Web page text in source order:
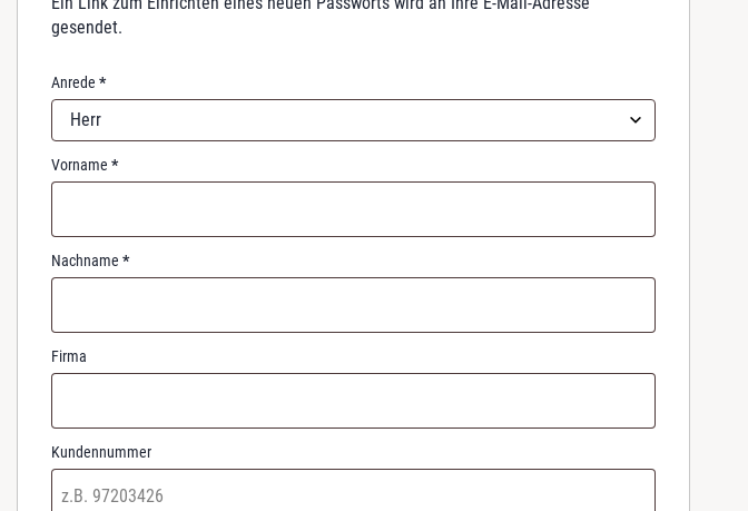
gesendet.
Anrede *
Herr
Vorname *
Nachname *
Firma
Kundennummer